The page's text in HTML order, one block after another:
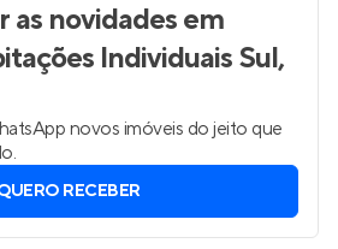
as novidadesem
Individuais Sul,
novos imóveis do jeito que
RECEBER